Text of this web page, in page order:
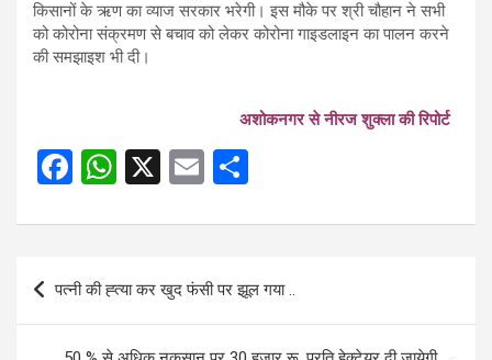
किसानों के ऋण का व्याज सरकार भरेगी। इस मौके पर श्री चौहान ने सभी
को कोरोना संक्रमण से बचाव को लेकर कोरोना गाइडलाइन का पालन करने
की समझाइश भी दी।
अशोकनगर से नीरज शुक्ला की रिपोर्ट
F
ce
b
o
o
W
at
A
p
X
E
ail ar
Post
navigation
पत्नी की ह्त्या कर खुद फंसी पर झूल गया ..